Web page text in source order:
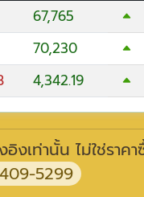
67,765
70,230
4,342.19
อิงเท่านั้น ไม่ใช่รา
5299